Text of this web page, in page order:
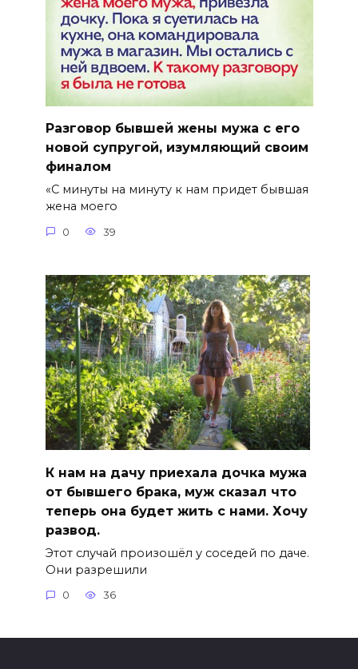
Разговор бывшей жены мужа с его
новой супругой, изумляющий своим
финалом
«С минуты на минуту к нам придет бывшая
жена моего
0 39
К нам на дачу приехала дочка мужа
от бывшего брака, муж сказал что
теперь она будет жить с нами. Хочу
развод.
Этот случай произошёл у соседей по даче.
Они разрешили
0 36